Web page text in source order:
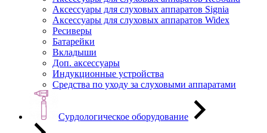
Аксессуары для слуховых аппаратов Signia
Аксессуары для слуховых аппаратов Widex
Ресиверы
Батарейки
Вкладыши
Доп. аксессуары
Индукционные устройства
Средства по уходу за слуховыми аппаратами
Сурдологическое оборудование